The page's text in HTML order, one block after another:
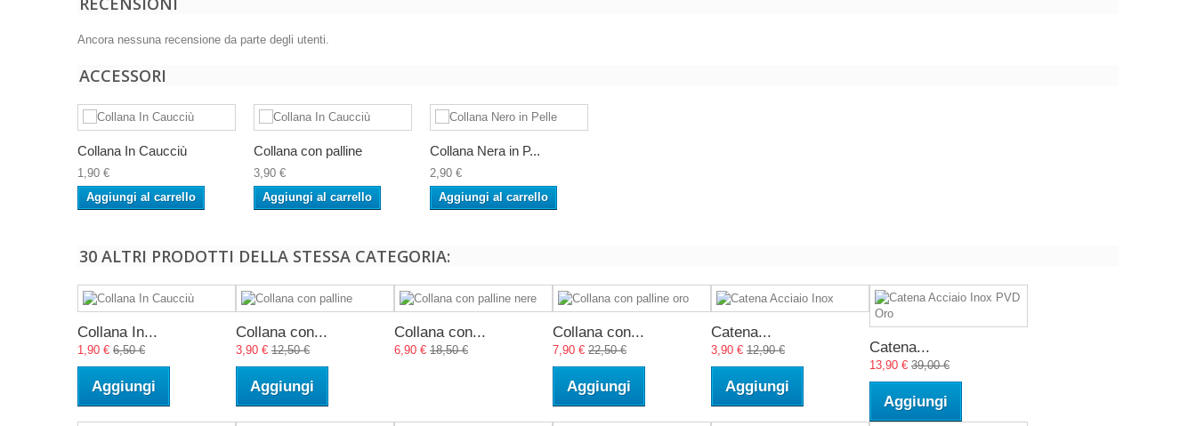
Ancora nessuna recensione da parte degli utenti.
ACCESSORI
Collana In Caucciù
1,90 €
Aggiungi al carrello
Collana con palline
3,90 €
Aggiungi al carrello
Collana Nera in P...
2,90 €
Aggiungi al carrello
30 ALTRI PRODOTTI DELLA STESSA CATEGORIA:
Collana In...
1,90 € 6,50 €
Aggiungi
Collana con...
3,90 € 12,50 €
Aggiungi
Collana con...
6,90 € 18,50 €
Collana con...
7,90 € 22,50 €
Aggiungi
Catena...
3,90 € 12,90 €
Aggiungi
Catena...
13,90 € 39,00 €
Aggiungi